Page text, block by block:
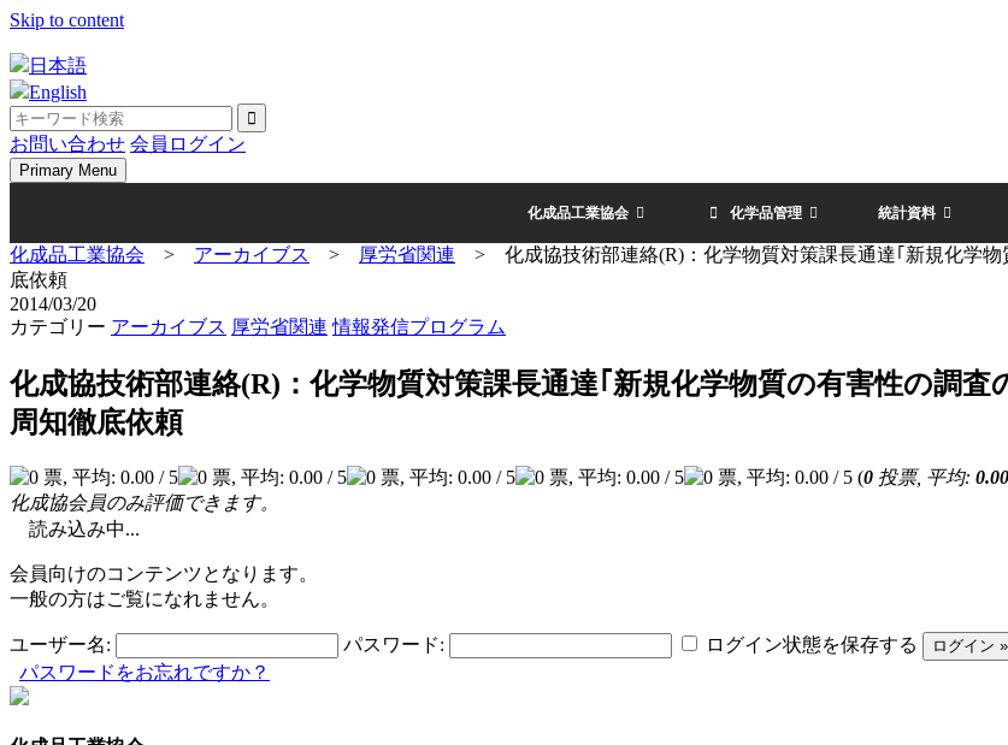
Skip to content
日本語
English
お問い合わせ 会員ログイン
Primary Menu
化成品工業協会 化学品管理 統計資料
化成品工業協会 > アーカイブス > 厚労省関連 > 化成協技術部連絡(R)：化学物質対策課長通達｢新規化学
底依頼
2014/03/20
カテゴリー アーカイブス 厚労省関連 情報発信プログラム
化成協技術部連絡(R)：化学物質対策課長通達｢新規化学物質の有害性の調
周知徹底依頼
(0 投票, 平均: 0.00
化成協会員のみ評価できます。
読み込み中...
会員向けのコンテンツとなります。
一般の方はご覧になれません。
ユーザー名: パスワード:
ログイン状態を保存する
パスワードをお忘れですか？